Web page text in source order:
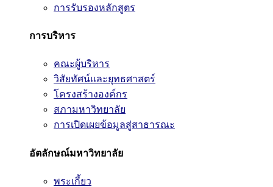
การรับรองหลักสูตร
การบริหาร
คณะผู้บริหาร
วิสัยทัศน์และยุทธศาสตร์
โครงสร้างองค์กร
สภามหาวิทยาลัย
การเปิดเผยข้อมูลสู่สาธารณะ
อัตลักษณ์มหาวิทยาลัย
พระเกี้ยว